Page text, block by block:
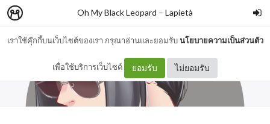
เราใช้คุ๊กกี้บนเว็บไซต์ของเรา กรุณาอ่านและยอมรับนโยบายความเป็นส่วนตัว
เพื่อใช้บริการเว็บไซต์ ยอมรับ ไม่ยอมรับ
Oh My Black Leopard – Lapietà